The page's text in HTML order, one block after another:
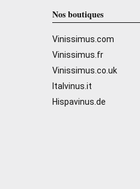
Nos boutiques
Vinissimus.com
Vinissimus.fr
Vinissimus.co.uk
Italvinus.it
Hispavinus.de